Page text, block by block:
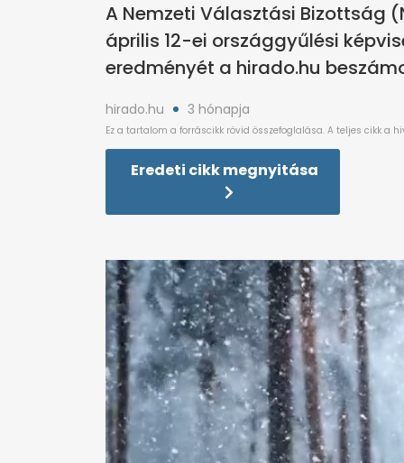
A Nemzeti Választási Bizottság
április 12-ei országgyűlési
eredményét a hirado.hu
hirado.hu 3 hónapja
Eredeti cikk megnyitása